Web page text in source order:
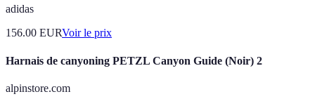
adidas
156.00 EURVoir le prix
Harnais de canyoning PETZL Canyon Guide (Noir) 2
alpinstore.com